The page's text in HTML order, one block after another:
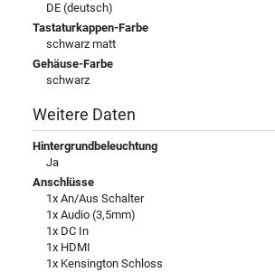
DE (deutsch)
Tastaturkappen-Farbe
schwarz matt
Gehäuse-Farbe
schwarz
Weitere Daten
Hintergrundbeleuchtung
Ja
Anschlüsse
1x An/Aus Schalter
1x Audio (3,5mm)
1x DC In
1x HDMI
1x Kensington Schloss